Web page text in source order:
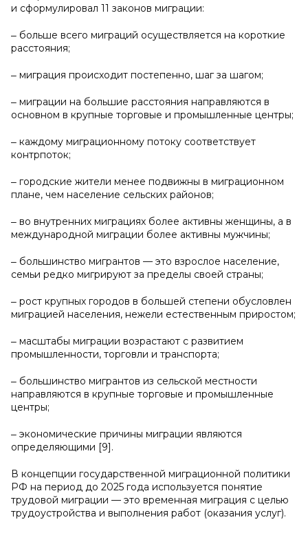
и сформулировал 11 законов миграции:
‒ больше всего миграций осуществляется на короткие
расстояния;
‒ миграция происходит постепенно, шаг за шагом;
‒ миграции на большие расстояния направляются в
основном в крупные торговые и промышленные центры;
‒ каждому миграционному потоку соответствует
контрпоток;
‒ городские жители менее подвижны в миграционном
плане, чем население сельских районов;
‒ во внутренних миграциях более активны женщины, а в
международной миграции более активны мужчины;
‒ большинство мигрантов — это взрослое население,
семьи редко мигрируют за пределы своей страны;
‒ рост крупных городов в большей степени обусловлен
миграцией населения, нежели естественным приростом;
‒ масштабы миграции возрастают с развитием
промышленности, торговли и транспорта;
‒ большинство мигрантов из сельской местности
направляются в крупные торговые и промышленные
центры;
‒ экономические причины миграции являются
определяющими [9].
В концепции государственной миграционной политики
РФ на период до 2025 года используется понятие
трудовой миграции — это временная миграция с целью
трудоустройства и выполнения работ (оказания услуг).